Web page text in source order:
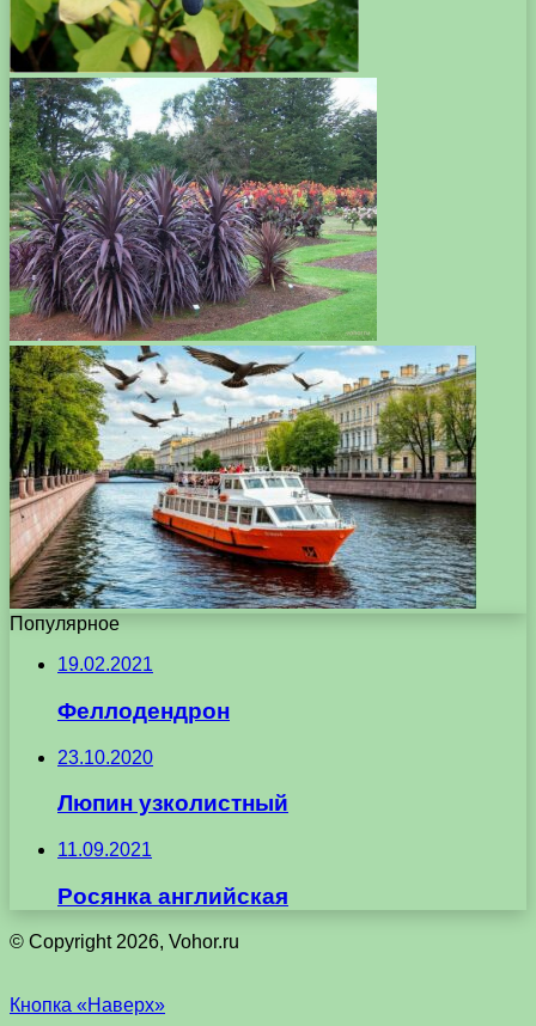
Популярное
19.02.2021
Феллодендрон
23.10.2020
Люпин узколистный
11.09.2021
Росянка английская
© Copyright 2026, Vohor.ru
Кнопка «Наверх»